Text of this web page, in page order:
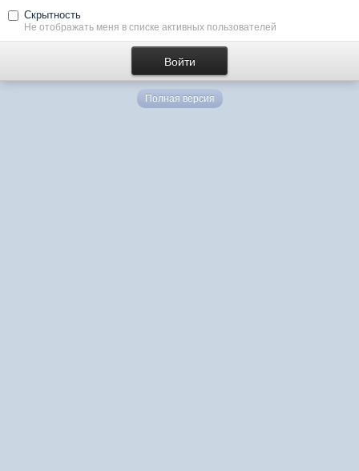
Скрытность
Не отображать меня в списке активных пользователей
Полная версия